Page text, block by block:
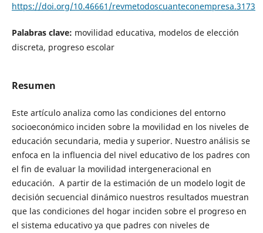
https://doi.org/10.46661/revmetodoscuanteconempresa.3173
Palabras clave: movilidad educativa, modelos de elección
discreta, progreso escolar
Resumen
Este artículo analiza como las condiciones del entorno
socioeconómico inciden sobre la movilidad en los niveles de
educación secundaria, media y superior. Nuestro análisis se
enfoca en la influencia del nivel educativo de los padres con
el fin de evaluar la movilidad intergeneracional en
educación. A partir de la estimación de un modelo logit de
decisión secuencial dinámico nuestros resultados muestran
que las condiciones del hogar inciden sobre el progreso en
el sistema educativo ya que padres con niveles de